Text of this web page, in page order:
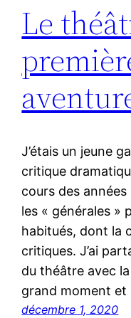
Le
J’étais un jeune
critique
cours des
les « générales »
habitués, dont la
critiques. J’ai
du théâtre avec
grand moment et
décembre 1, 2020